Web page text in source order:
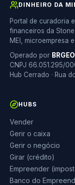
DINHEIRO DA
Portal de curadoria
financeiros da
MEI, microempresa e
Operado por
CNPJ 66.051.295/
Hub Cerrado · Rua
HUBS
Vender
Gerir o caixa
Gerir o negócio
Girar (crédito)
Empreender
Banco do